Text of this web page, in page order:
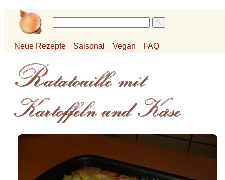
Neue Rezepte Saisonal Vegan FAQ